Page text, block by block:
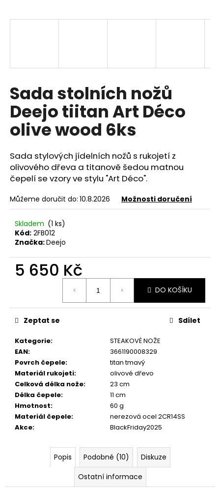
Sada stolních nožů
Deejo tiitan Art Déco
olive wood 6ks
Sada stylových jídelních nožů s rukojetí z
olivového dřeva a titanově šedou matnou
čepelí se vzory ve stylu "Art Déco".
Můžeme doručit do: 10.8.2026 Možnosti doručení
Skladem (1 ks)
Kód: 2FB012
Značka:Deejo
5 650 Kč
DO KOŠÍKU
Kategorie:
STEAKOVÉ NOŽE
EAN:
3661190008329
Povrch čepele:
titan tmavý
Materiál rukojeti:
olivové dřevo
Celková délka nože:
23 cm
Délka čepele:
11 cm
Hmotnost:
60 g
Materiál čepele:
nerezová ocel 2CR14SS
Akce: BlackFriday2025
Zeptat se Sdílet
Popis Podobné (10)
Diskuze
Ostatní informace
j
?
HLEDAT
D
o
p
r
u
č
u
e
m
DEEJO
BIKER
15G
LATINO
SKULL
NAKED
659
Kč